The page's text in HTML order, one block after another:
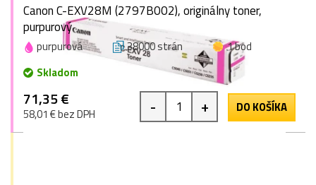
Canon C-EXV28M (2797B002), originálny toner,
purpurový
purpurová 38000 strán
1 bod
Skladom
71,35 €
58,01 € bez DPH - + DO KOŠÍKA